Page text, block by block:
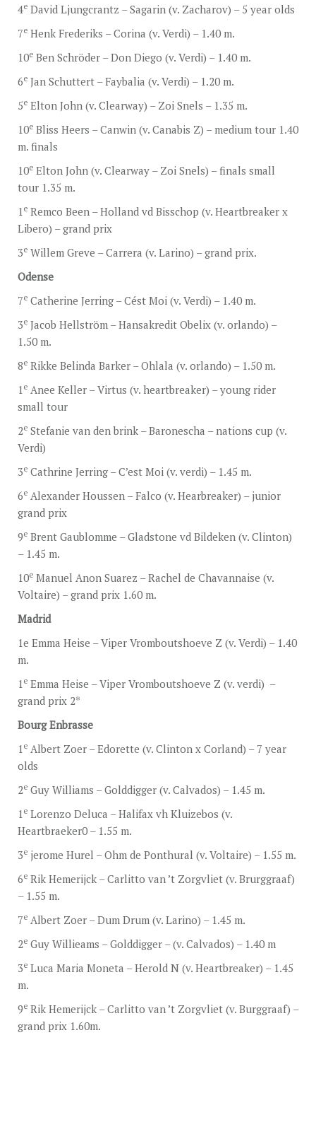
4e David Ljungcrantz – Sagarin (v. Zacharov) – 5 year olds
7e Henk Frederiks – Corina (v. Verdi) – 1.40 m.
10e Ben Schröder – Don Diego (v. Verdi) – 1.40 m.
6e Jan Schuttert – Faybalia (v. Verdi) – 1.20 m.
5e Elton John (v. Clearway) – Zoi Snels – 1.35 m.
10e Bliss Heers – Canwin (v. Canabis Z) – medium tour 1.40
m. finals
10e Elton John (v. Clearway – Zoi Snels) – finals small
tour 1.35 m.
1e Remco Been – Holland vd Bisschop (v. Heartbreaker x
Libero) – grand prix
3e Willem Greve – Carrera (v. Larino) – grand prix.
Odense
7e Catherine Jerring – Cést Moi (v. Verdi) – 1.40 m.
3e Jacob Hellström – Hansakredit Obelix (v. orlando) –
1.50 m.
8e Rikke Belinda Barker – Ohlala (v. orlando) – 1.50 m.
1e Anee Keller – Virtus (v. heartbreaker) – young rider
small tour
2e Stefanie van den brink – Baronescha – nations cup (v.
Verdi)
3e Cathrine Jerring – C’est Moi (v. verdi) – 1.45 m.
6e Alexander Houssen – Falco (v. Hearbreaker) – junior
grand prix
9e Brent Gaublomme – Gladstone vd Bildeken (v. Clinton)
– 1.45 m.
10e Manuel Anon Suarez – Rachel de Chavannaise (v.
Voltaire) – grand prix 1.60 m.
Madrid
1e Emma Heise – Viper Vromboutshoeve Z (v. Verdi) – 1.40
m.
1e Emma Heise – Viper Vromboutshoeve Z (v. verdi) –
grand prix 2*
Bourg Enbrasse
1e Albert Zoer – Edorette (v. Clinton x Corland) – 7 year
olds
2e Guy Williams – Golddigger (v. Calvados) – 1.45 m.
1e Lorenzo Deluca – Halifax vh Kluizebos (v.
Heartbraeker0 – 1.55 m.
3e jerome Hurel – Ohm de Ponthural (v. Voltaire) – 1.55 m.
6e Rik Hemerijck – Carlitto van ’t Zorgvliet (v. Brurggraaf)
– 1.55 m.
7e Albert Zoer – Dum Drum (v. Larino) – 1.45 m.
2e Guy Willieams – Golddigger – (v. Calvados) – 1.40 m
3e Luca Maria Moneta – Herold N (v. Heartbreaker) – 1.45
m.
9e Rik Hemerijck – Carlitto van ’t Zorgvliet (v. Burggraaf) –
grand prix 1.60m.